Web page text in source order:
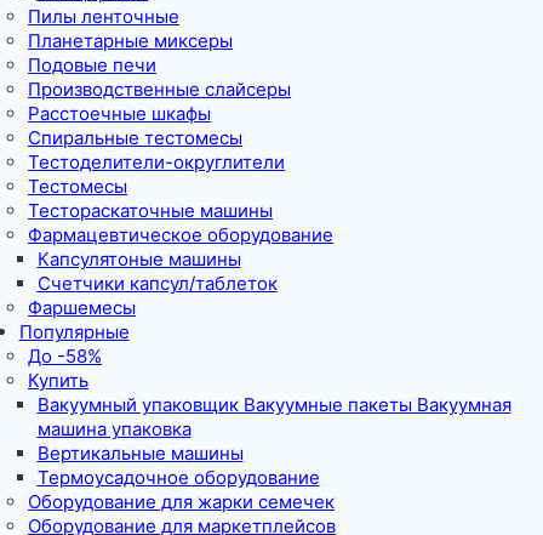
Пилы ленточные
Планетарные миксеры
Подовые печи
Производственные слайсеры
Расстоечные шкафы
Спиральные тестомесы
Тестоделители-округлители
Тестомесы
Тестораскаточные машины
Фармацевтическое оборудование
Капсулятоные машины
Счетчики капсул/таблеток
Фаршемесы
Популярные
До -58%
Купить
Вакуумный упаковщик Вакуумные пакеты Вакуумная
машина упаковка
Вертикальные машины
Термоусадочное оборудование
Оборудование для жарки семечек
Оборудование для маркетплейсов